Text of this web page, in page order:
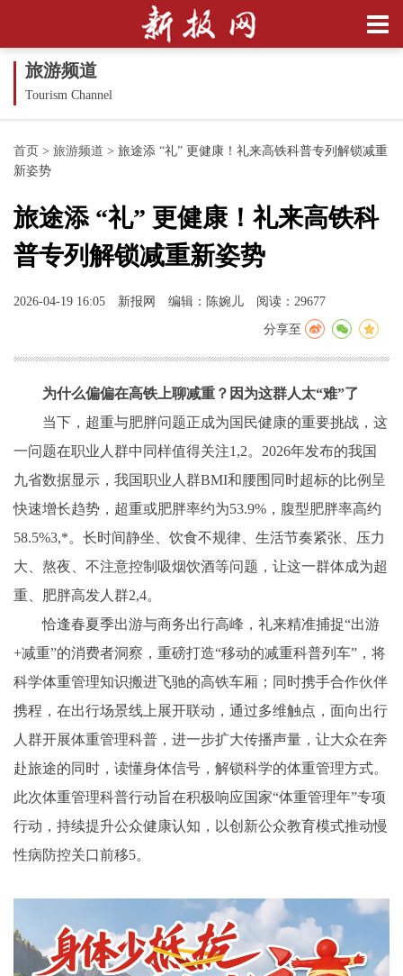
旅游频道
Tourism Channel
首页 > 旅游频道 > 旅途添 “礼” 更健康！礼来高铁科普专列解锁减重
新姿势
旅途添 “礼” 更健康！礼来高铁科
普专列解锁减重新姿势
2026-04-19 16:05 新报网 编辑：陈婉儿 阅读：29677
分享至
为什么偏偏在高铁上聊减重？因为这群人太“难”了
当下，超重与肥胖问题正成为国民健康的重要挑战，这
一问题在职业人群中同样值得关注1,2。2026年发布的我国
九省数据显示，我国职业人群BMI和腰围同时超标的比例呈
快速增长趋势，超重或肥胖率约为53.9%，腹型肥胖率高约
58.5%3,*。长时间静坐、饮食不规律、生活节奏紧张、压力
大、熬夜、不注意控制吸烟饮酒等问题，让这一群体成为超
重、肥胖高发人群2,4。
恰逢春夏季出游与商务出行高峰，礼来精准捕捉“出游
+减重”的消费者洞察，重磅打造“移动的减重科普列车”，将
科学体重管理知识搬进飞驰的高铁车厢；同时携手合作伙伴
携程，在出行场景线上展开联动，通过多维触点，面向出行
人群开展体重管理科普，进一步扩大传播声量，让大众在奔
赴旅途的同时，读懂身体信号，解锁科学的体重管理方式。
此次体重管理科普行动旨在积极响应国家“体重管理年”专项
行动，持续提升公众健康认知，以创新公众教育模式推动慢
性病防控关口前移5。